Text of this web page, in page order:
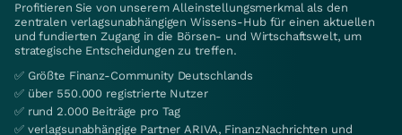
Profitieren Sie von unserem Alleinstellungsmerkmal als den
zentralen verlagsunabhängigen Wissens-Hub für einen aktuellen
und fundierten Zugang in die Börsen- und Wirtschaftswelt, um
strategische Entscheidungen zu treffen.
✅ Größte Finanz-Community Deutschlands
✅ über 550.000 registrierte Nutzer
✅ rund 2.000 Beiträge pro Tag
✅ verlagsunabhängige Partner ARIVA, FinanzNachrichten und